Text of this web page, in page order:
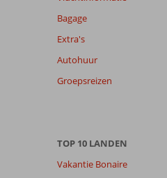
relevantie
garanderen.
onze
beoordelingen.
Bagage
Extra's
Autohuur
Groepsreizen
TOP 10 LANDEN
Vakantie Bonaire